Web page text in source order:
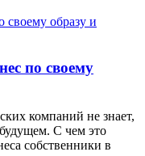
по своему
компаний не знает,
С чем это
собственники в